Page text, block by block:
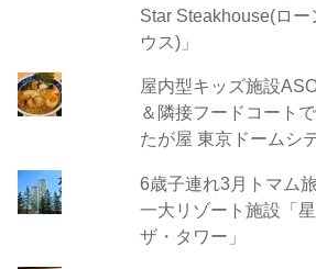
Star Steakhouse(ロ
ウス)」
屋内型キッズ施設
＆隣接フードコート
たが屋 東京ドームシ
6歳子連れ3月トマム
一大リゾート施設「
ザ・タワー」